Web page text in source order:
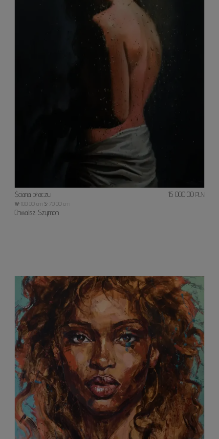
Ściana płaczu
W: 100.00 cm S: 70.00 cm
Chwalisz Szymon
15 000,00 PLN